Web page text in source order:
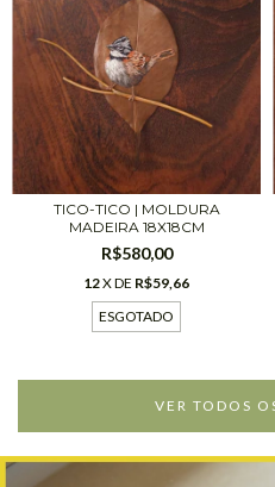
TICO-TICO | MOLDURA
MADEIRA 18X18CM
R$580,00
12X DE R$59,66
ESGOTADO
VER TODOS